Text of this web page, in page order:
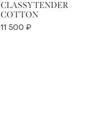
CLASSY TENDER
COTTON
11 500 ₽